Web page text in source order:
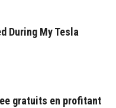
During My Tesla
gratuits en profitant